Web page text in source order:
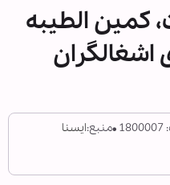
کمین الطیبه
اشغالگران
منبع:ایسنا